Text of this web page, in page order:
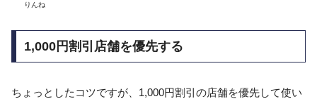
りんね
1,000円割引店舗を優先する
ちょっとしたコツですが、1,000円割引の店舗を優先して使い